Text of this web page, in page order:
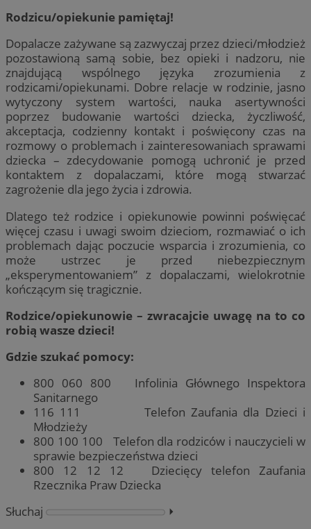
Rodzicu/opiekunie pamiętaj!
Dopalacze zażywane są zazwyczaj przez dzieci/młodzież
pozostawioną samą sobie, bez opieki i nadzoru, nie
znajdującą wspólnego języka zrozumienia z
rodzicami/opiekunami. Dobre relacje w rodzinie, jasno
wytyczony system wartości, nauka asertywności
poprzez budowanie wartości dziecka, życzliwość,
akceptacja, codzienny kontakt i poświęcony czas na
rozmowy o problemach i zainteresowaniach sprawami
dziecka – zdecydowanie pomogą uchronić je przed
kontaktem z dopalaczami, które mogą stwarzać
zagrożenie dla jego życia i zdrowia.
Dlatego też rodzice i opiekunowie powinni poświęcać
więcej czasu i uwagi swoim dzieciom, rozmawiać o ich
problemach dając poczucie wsparcia i zrozumienia, co
może ustrzec je przed niebezpiecznym
„eksperymentowaniem” z dopalaczami, wielokrotnie
kończącym się tragicznie.
Rodzice/opiekunowie – zwracajcie uwagę na to co
robią wasze dzieci!
Gdzie szukać pomocy:
800 060 800 Infolinia Głównego Inspektora
Sanitarnego
116 111 Telefon Zaufania dla Dzieci i
Młodzieży
800 100 100 Telefon dla rodziców i nauczycieli w
sprawie bezpieczeństwa dzieci
800 12 12 12 Dziecięcy telefon Zaufania
Rzecznika Praw Dziecka
Słuchaj
⏵︎